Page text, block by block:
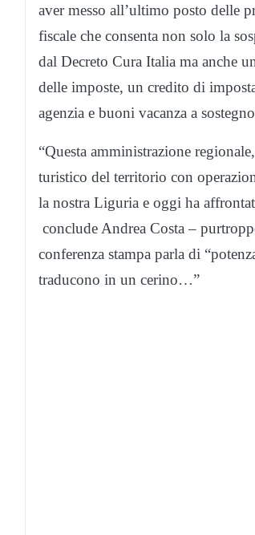
aver messo all’ultimo posto delle
fiscale che consenta non solo la
dal Decreto Cura Italia ma anche
delle imposte, un credito di
agenzia e buoni vacanza a
“Questa amministrazione
turistico del territorio con
la nostra Liguria e oggi ha
conclude Andrea Costa –
conferenza stampa parla di
traducono in un cerino…”